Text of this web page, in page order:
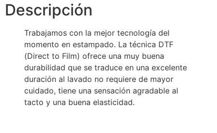
Descripción
Trabajamos con la mejor tecnología del
momento en estampado. La técnica DTF
(Direct to Film) ofrece una muy buena
durabilidad que se traduce en una excelente
duración al lavado no requiere de mayor
cuidado, tiene una sensación agradable al
tacto y una buena elasticidad.